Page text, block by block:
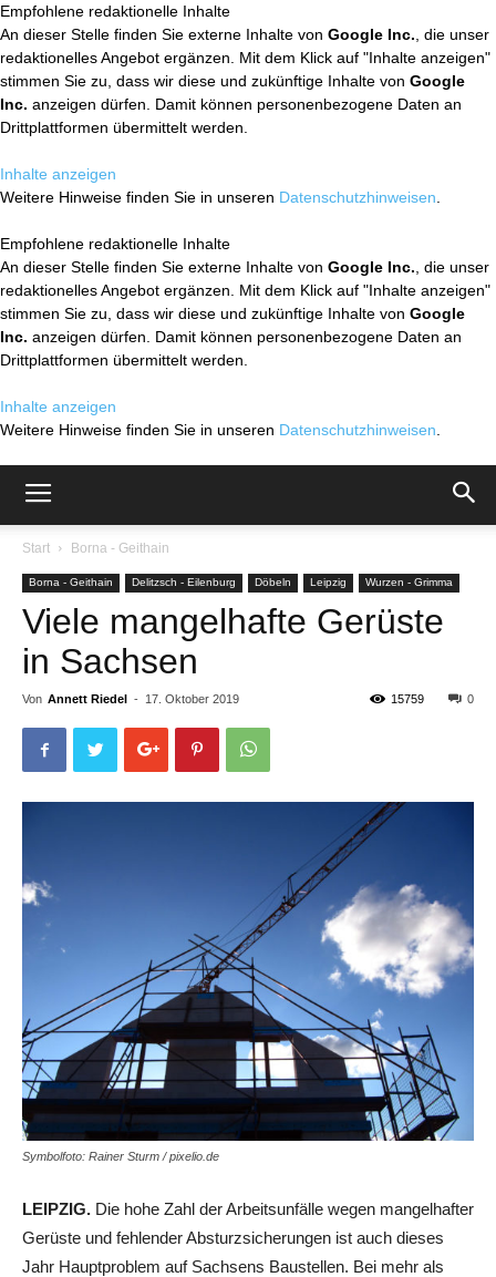
Empfohlene redaktionelle Inhalte
An dieser Stelle finden Sie externe Inhalte von Google Inc. , die unser
redaktionelles Angebot ergänzen. Mit dem Klick auf "Inhalte anzeigen"
stimmen Sie zu, dass wir diese und zukünftige Inhalte von Google
Inc. anzeigen dürfen. Damit können personenbezogene Daten an
Drittplattformen übermittelt werden.
Inhalte anzeigen
Weitere Hinweise finden Sie in unseren Datenschutzhinweisen
Empfohlene redaktionelle Inhalte
An dieser Stelle finden Sie externe Inhalte von Google Inc. , die unser
redaktionelles Angebot ergänzen. Mit dem Klick auf "Inhalte anzeigen"
stimmen Sie zu, dass wir diese und zukünftige Inhalte von Google
Inc. anzeigen dürfen. Damit können personenbezogene Daten an
Drittplattformen übermittelt werden.
Inhalte anzeigen
Weitere Hinweise finden Sie in unseren Datenschutzhinweisen
Start Borna - Geithain
Borna - Geithain Delitzsch - Eilenburg Döbeln Leipzig Wurzen - Grimma
Viele mangelhafte Gerüste
in Sachsen
Von Annett Riedel - 17. Oktober 2019 0
15759
Symbolfoto: Rainer Sturm / pixelio.de
LEIPZIG. Die hohe Zahl der Arbeitsunfälle wegen mangelhafter
Gerüste und fehlender Absturzsicherungen ist auch dieses
Jahr Hauptproblem auf Sachsens Baustellen. Bei mehr als